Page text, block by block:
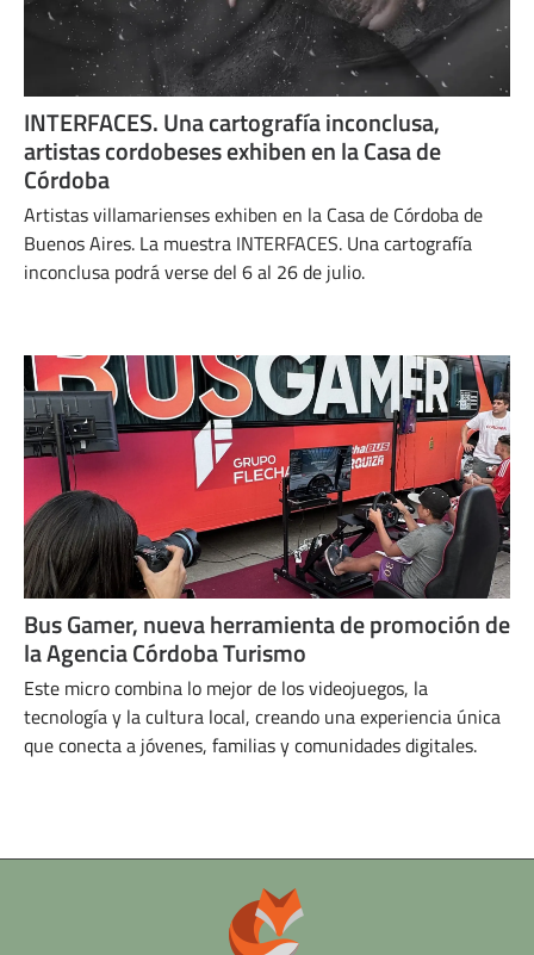
INTERFACES. Una cartografía inconclusa,
artistas cordobeses exhiben en la Casa de
Córdoba
Artistas villamarienses exhiben en la Casa de Córdoba de
Buenos Aires. La muestra INTERFACES. Una cartografía
inconclusa podrá verse del 6 al 26 de julio.
Bus Gamer, nueva herramienta de promoción de
la Agencia Córdoba Turismo
Este micro combina lo mejor de los videojuegos, la
tecnología y la cultura local, creando una experiencia única
que conecta a jóvenes, familias y comunidades digitales.